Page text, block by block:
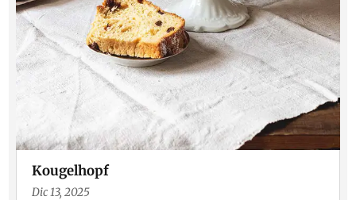
Kougelhopf
Dic 13, 2025